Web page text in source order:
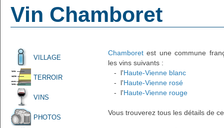
Vin Chamboret
VILLAGE
TERROIR
VINS
PHOTOS
Chamboret est une commune
les vins suivants :
- l'Haute-Vienne blanc
- l'Haute-Vienne rosé
- l'Haute-Vienne rouge
Vous trouverez tous les détails de